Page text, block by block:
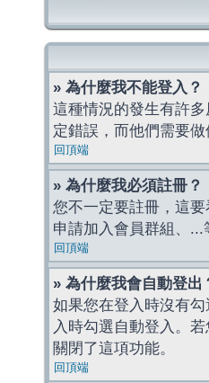
» 為什麼我不能登入？
這種情況的發生有許
定錯誤，而他們需要做
回頂端
» 為什麼我必須註冊？
您不一定要註冊，這
申請加入會員群組、...
回頂端
» 為什麼我會自動登出
如果您在登入時沒有勾
入時勾選自動登入。
關閉了這項功能。
回頂端